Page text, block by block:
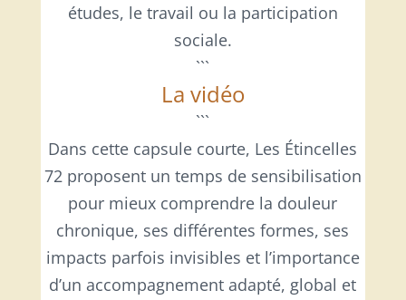
études, le travail ou la participation
sociale.
```
La vidéo
```
Dans cette capsule courte, Les Étincelles
72 proposent un temps de sensibilisation
pour mieux comprendre la douleur
chronique, ses différentes formes, ses
impacts parfois invisibles et l’importance
d’un accompagnement adapté, global et